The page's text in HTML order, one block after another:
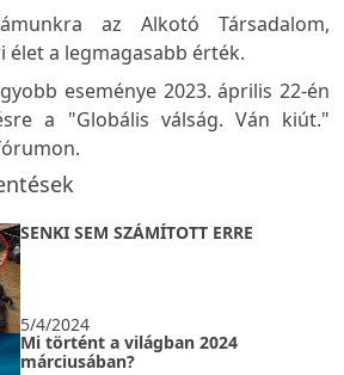
az Alkotó Társadalom,
élet a legmagasabb érték.
eseménye 2023. április 22-én
a "Globális válság. Ván kiút."
SENKI SEM SZÁMÍTOTT ERRE
5/4/2024
Mi történt a világban 2024
márciusában?